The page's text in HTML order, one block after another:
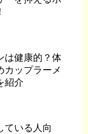
は健康的？体
カップラーメ
紹介
ている人向